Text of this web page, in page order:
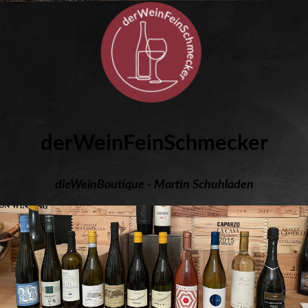
derWeinFeinSchmecker
dieWeinBoutique - Martin Schuhladen